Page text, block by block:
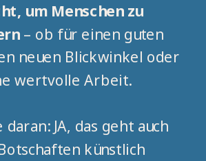
um Menschen zu
– ob für einen guten
neuen Blickwinkel oder
wertvolle Arbeit.
daran: JA, das geht auch
künstlich